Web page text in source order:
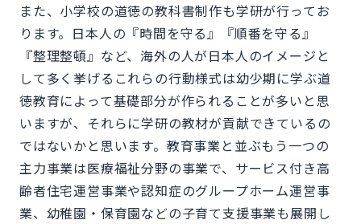
また、小学校の道徳の教科書制作も学研が行ってお
ります。日本人の『時間を守る』『順番を守る』
『整理整頓』など、海外の人が日本人のイメージと
して多く挙げるこれらの行動様式は幼少期に学ぶ道
徳教育によって基礎部分が作られることが多いと思
いますが、それらに学研の教材が貢献できているの
ではないかと思います。教育事業と並ぶもう一つの
主力事業は医療福祉分野の事業で、サービス付き高
齢者住宅運営事業や認知症のグループホーム運営事
業、幼稚園・保育園などの子育て支援事業も展開し